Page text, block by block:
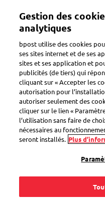
contenu
Toggle navigation
Erreur dans le colis reçu
Dois-je
avant de
colis ?
Gestion des
analytiques
bpost utilise des cookies
ses sites internet et de ses
sites et ses application et
publicités (de tiers) qui
cliquant sur « Accepter les
autorisation pour
autoriser seulement des
cliquer sur le lien «
l’utilisation sans faire de
nécessaires au
seront installés. Plus